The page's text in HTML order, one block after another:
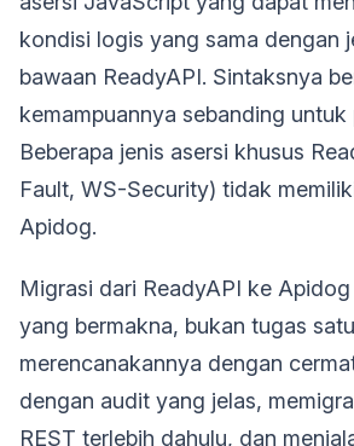
kondisi logis yang sama dengan
bawaan ReadyAPI. Sintaksnya
kemampuannya sebanding untuk
Beberapa jenis asersi khusus
Fault, WS-Security) tidak
Apidog.
Migrasi dari ReadyAPI ke
yang bermakna, bukan tugas
merencanakannya dengan
dengan audit yang jelas,
REST terlebih dahulu, dan